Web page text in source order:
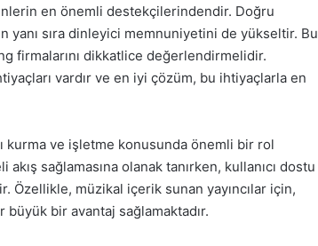
en önemli destekçilerindendir. Doğru
yanı sıra dinleyici memnuniyetini de yükseltir. Bu
firmalarını dikkatlice değerlendirmelidir.
vardır ve en iyi çözüm, bu ihtiyaçlarla en
kurma ve işletme konusunda önemli bir rol
sağlamasına olanak tanırken, kullanıcı dostu
müzikal içerik sunan yayıncılar için,
bir avantaj sağlamaktadır.